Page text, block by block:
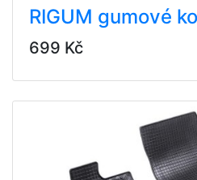
RIGUM gumové
699 Kč